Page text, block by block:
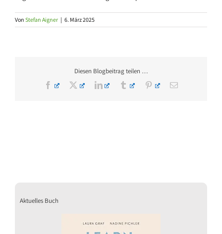
Von Stefan Aigner | 6. März 2025
Diesen Blogbeitrag teilen …
Facebook
X LinkedInTumblr PinterestE-
Aktuelles Buch